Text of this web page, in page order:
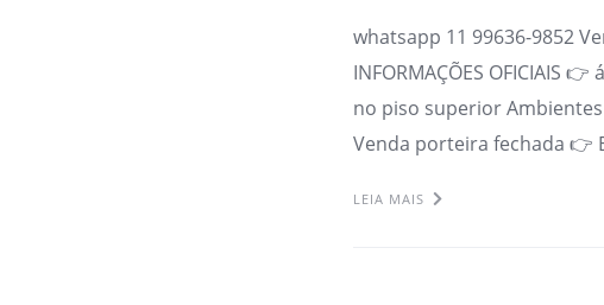
whatsapp 11 99636-9852
INFORMAÇÕES OFICIAIS
no piso superior
Venda porteira fechada 👉
LEIA MAIS